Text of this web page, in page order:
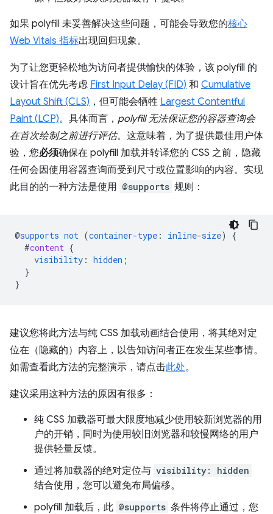
如果 polyfill 未妥善解决这些问题，可能会导致您的核心
Web Vitals 指标出现回归现象。
为了让您更轻松地为访问者提供愉快的体验，该 polyfill 的
设计旨在优先考虑 First Input Delay (FID) 和 Cumulative
Layout Shift (CLS) ，但可能会牺牲 Largest Contentful
Paint (LCP)。具体而言， polyfill 无法保证您的容器查询会
在首次绘制之前进行评估。这意味着，为了提供最佳用户体
验，您必须确保在 polyfill 加载并转译您的 CSS 之前，隐藏
任何会因使用容器查询而受到尺寸或位置影响的内容。实现
此目的的一种方法是使用 @supports 规则：
@supports not (container-type : inline-size)
{
#content {
visibility : hidden ;
}
}
建议您将此方法与纯 CSS 加载动画结合使用，将其绝对定
位在（隐藏的）内容上，以告知访问者正在发生某些事情。
如需查看此方法的完整演示，请点击此处。
建议采用这种方法的原因有很多：
纯 CSS 加载器可最大限度地减少使用较新浏览器的用
户的开销，同时为使用较旧浏览器和较慢网络的用户
提供轻量反馈。
通过将加载器的绝对定位与 visibility: hidden
结合使用，您可以避免布局偏移。
polyfill 加载后，此 @supports 条件将停止通过，您